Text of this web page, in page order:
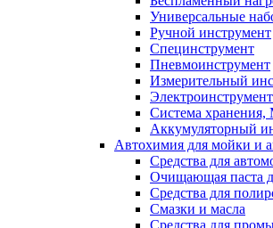
Универсальные
Ручной инструмент
Специнструмент
Пневмоинструмент
Измерительный
Электроинструмент
Система хранения,
Аккумуляторный
Автохимия для мойки и
Средства для
Очищающая паста
Средства для
Смазки и масла
Средства для